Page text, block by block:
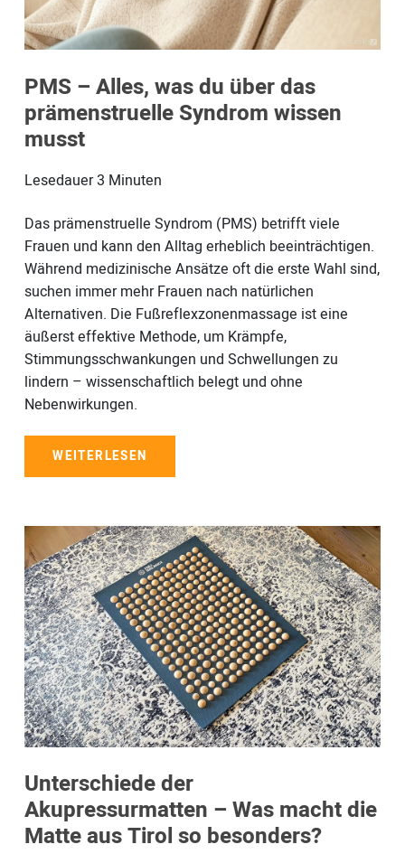
PMS – Alles, was du über das
prämenstruelle Syndrom wissen
musst
Lesedauer3 Minuten
Das prämenstruelle Syndrom (PMS) betrifft viele
Frauen und kann den Alltag erheblich beeinträchtigen.
Während medizinische Ansätze oft die erste Wahl sind,
suchen immer mehr Frauen nach natürlichen
Alternativen. Die Fußreflexzonenmassage ist eine
äußerst effektive Methode, um Krämpfe,
Stimmungsschwankungen und Schwellungen zu
lindern – wissenschaftlich belegt und ohne
Nebenwirkungen.
WEITERLESEN
Unterschiede der
Akupressurmatten – Was macht die
Matte aus Tirol so besonders?